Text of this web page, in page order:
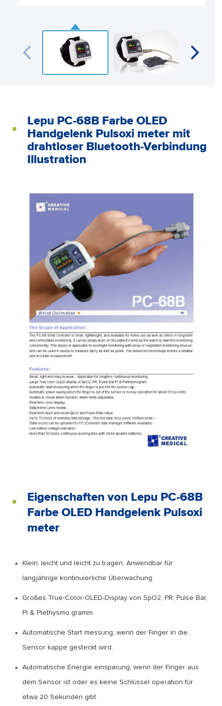
Lepu PC-68B Farbe OLED
Handgelenk Pulsoxi meter mit
drahtloser Bluetooth-Verbindung
Illustration
Eigenschaften von Lepu PC-68B
Farbe OLED Handgelenk Pulsoxi
meter
Klein, leicht und leicht zu tragen. Anwendbar für
langjährige kontinuierliche Überwachung.
Großes True-Color-OLED-Display von SpO2, PR, Pulse Bar,
PI & Plethysmo gramm.
Automatische Start messung, wenn der Finger in die
Sensor kappe gesteckt wird.
Automatische Energie einsparung, wenn der Finger aus
dem Sensor ist oder es keine Schlüssel operation für
etwa 20 Sekunden gibt.